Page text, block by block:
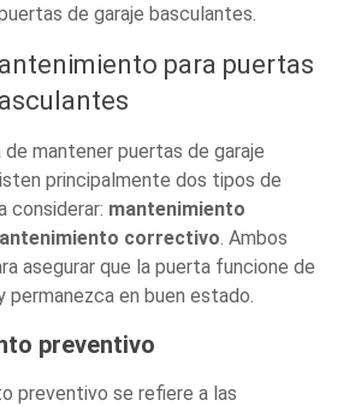
de garaje basculantes.
para puertas
mantener puertas de garaje
principalmente dos tipos de
considerar: mantenimiento
correctivo. Ambos
asegurar que la puerta funcione de
permanezca en buen estado.
preventivo
preventivo se refiere a las